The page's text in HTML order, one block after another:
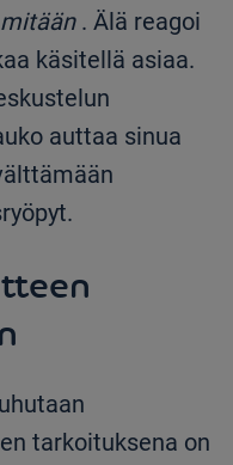
. Älä reagoi
käsitellä asiaa.
auttaa sinua
tarkoituksena on